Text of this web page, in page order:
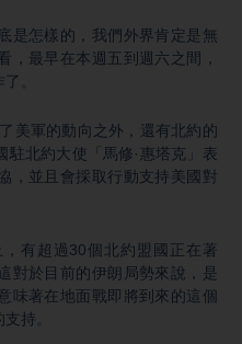
是怎樣的，我們外界肯定是無
，最早在本週五到週六之間，
。
美軍的動向之外，還有北約的
北約大使「馬修·惠塔克」表
，並且會採取行動支持美國對
有超過30個北約盟國正在著
對於目前的伊朗局勢來說，是
味著在地面戰即將到來的這個
持。